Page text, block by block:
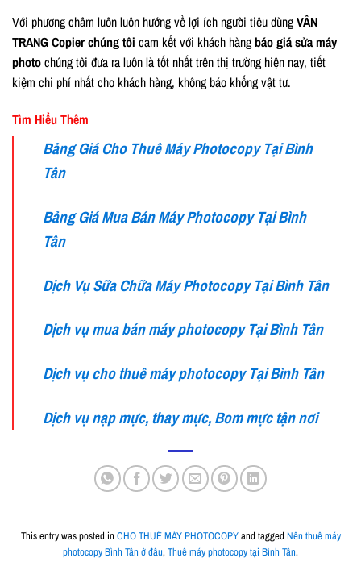
Với phương châm luôn luôn hướng về lợi ích người tiêu dùngVÂN
TRANG Copier chúng tôi cam kết với khách hàngbáo giá sửa máy
photochúng tôi đưa ra luôn là tốt nhất trên thị trường hiện nay, tiết
kiệm chi phí nhất cho khách hàng, không báo khống vật tư.
Tìm Hiểu Thêm
Bảng Giá Cho Thuê Máy Photocopy Tại Bình
Tân
Bảng Giá Mua Bán Máy Photocopy Tại Bình
Tân
Dịch Vụ Sữa Chữa Máy Photocopy Tại Bình Tân
Dịch vụ mua bán máy photocopy Tại Bình Tân
Dịch vụ cho thuê máy photocopy Tại Bình Tân
Dịch vụ nạp mực, thay mực, Bom mực tận nơi
This entry was posted in CHO THUÊ MÁY PHOTOCOPYand tagged Nên thuê máy
photocopy Bình Tân ở đâu, Thuê máy photocopy tại Bình Tân.